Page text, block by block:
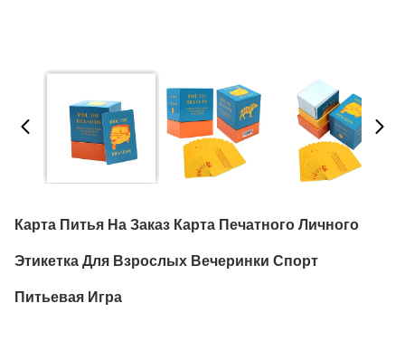
Карта Питья На Заказ Карта Печатного Личного
Этикетка Для Взрослых Вечеринки Спорт
Питьевая Игра